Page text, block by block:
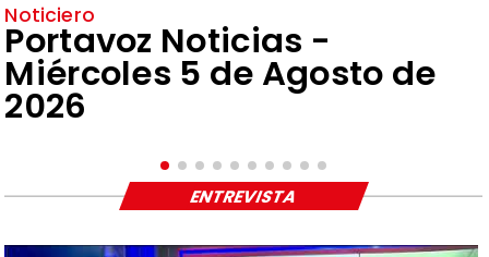
Noticiero
Portavoz Noticias -
Miércoles 5 de Agosto de
2026
ENTREVISTA